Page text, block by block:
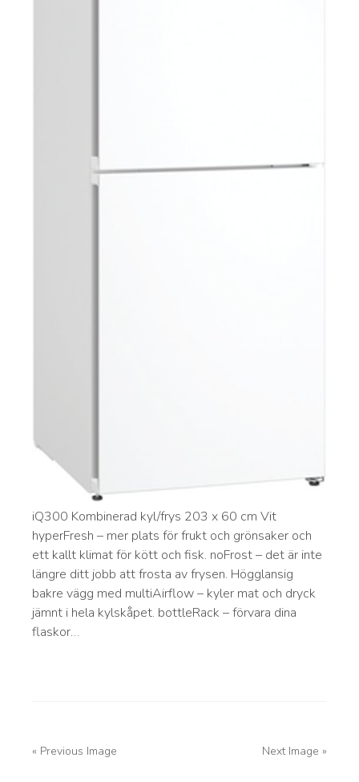
iQ300 Kombinerad kyl/frys 203 x 60 cm Vit
hyperFresh – mer plats för frukt och grönsaker och
ett kallt klimat för kött och fisk. noFrost – det är inte
längre ditt jobb att frosta av frysen. Högglansig
bakre vägg med multiAirflow – kyler mat och dryck
jämnt i hela kylskåpet. bottleRack – förvara dina
flaskor…
« Previous Image Next Image »